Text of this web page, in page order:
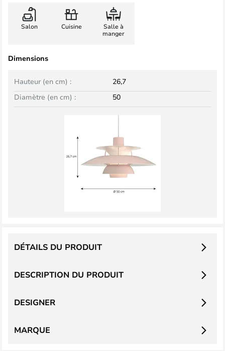
Salon Cuisine
Salle à
manger
Dimensions
Hauteur (en cm) :
26,7
Diamètre (en cm) :
50
DESCRIPTION DU PRODUIT
DÉTAILS DU PRODUIT
DESIGNER
MARQUE